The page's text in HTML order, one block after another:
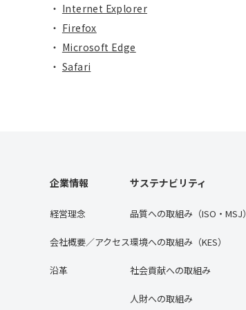
・ Internet Explorer
・ Firefox
・ Microsoft Edge
・ Safari
企業情報
経営理念
会社概要／アクセス
沿⾰
サステナビリティ
品質への取組み（ISO・MSJ）
環境への取組み（KES）
社会貢献への取組み
人財への取組み